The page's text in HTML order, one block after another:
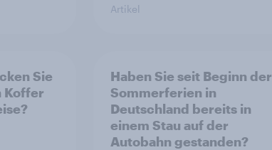
Artikel
Sie
Koffer
Haben Sie seit Beginn der
Sommerferien in
Deutschland bereits in
einem Stau auf der
Autobahn gestanden?